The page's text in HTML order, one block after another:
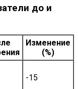
до и
Изменение
(%)
-15